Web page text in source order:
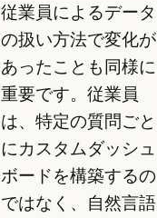
従業員によるデータ
の扱い方法で変化が
あったことも同様に
重要です。従業員
は、特定の質問ごと
にカスタムダッシュ
ボードを構築するの
ではなく、自然言語